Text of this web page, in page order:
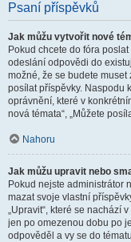
Psaní příspěvků
Jak můžu vytvořit nové
Pokud chcete do fóra
odeslání odpovědi do
možné, že se budete
posílat příspěvky. Naspodu
oprávnění, které v
nová témata“, „Můžete
Nahoru
Jak můžu upravit nebo
Pokud nejste administrátor
mazat svoje vlastní
„Upravit“, které se nachází
jen po omezenou dobu po
odpověděl a vy se do